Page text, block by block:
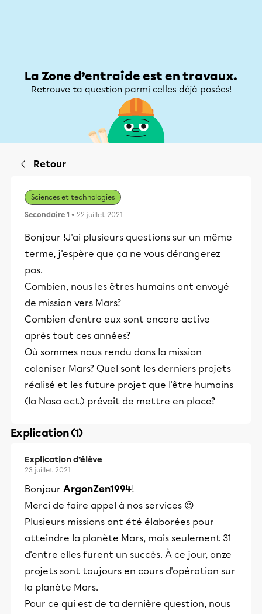
La Zone d’entraide est en travaux.
Retrouve ta question parmi celles déjà posées!
Retour
Sciences et technologies
Secondaire 1 • 22 juillet 2021
Bonjour !J'ai plusieurs questions sur un même
terme, j'espère que ça ne vous dérangerez
pas.
Combien, nous les êtres humains ont envoyé
de mission vers Mars?
Combien d'entre eux sont encore active
après tout ces années?
Où sommes nous rendu dans la mission
coloniser Mars? Quel sont les derniers projets
réalisé et les future projet que l'être humains
(la Nasa ect.) prévoit de mettre en place?
Explication (1)
Explication d’élève
23 juillet 2021
Bonjour ArgonZen1994!
Merci de faire appel à nos services 😉
Plusieurs missions ont été élaborées pour
atteindre la planète Mars, mais seulement 31
d'entre elles furent un succès. À ce jour, onze
projets sont toujours en cours d'opération sur
la planète Mars.
Pour ce qui est de ta dernière question, nous